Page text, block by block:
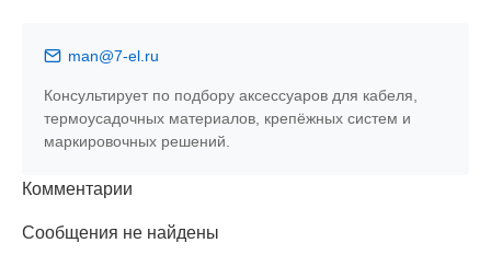
man@7-el.ru
Консультирует по подбору аксессуаров для кабеля,
термоусадочных материалов, крепёжных систем и
маркировочных решений.
Комментарии
Сообщения не найдены